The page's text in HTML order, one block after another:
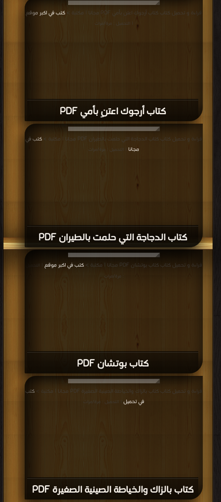
كتاب أرجوك اعتنِ بأمي PDF
قراءة و تحميل كتاب كتاب أرجوك اعتنِ بأمي PDF مجانا | مكتبة > كتب في اكبر موقع
| التحميل : مرة/مرات
كتاب الدجاجة التي حلمت بالطيران PDF
قراءة و تحميل كتاب كتاب الدجاجة التي حلمت بالطيران PDF مجانا | مكتبة >
كتب في
مجانا | التحميل : مرة/مرات
كتاب بوتشان PDF
قراءة و تحميل كتاب كتاب بوتشان PDF مجانا | مكتبة > كتب في اكبر موقع
| التحميل
: مرة/مرات
كتاب بالزاك والخياطة الصينية الصغيرة PDF
قراءة و تحميل كتاب كتاب بالزاك والخياطة الصينية الصغيرة PDF مجانا | مكتبة >
كتب
في تحميل
| التحميل : مرة/مرات